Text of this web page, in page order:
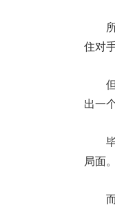
住对
出一
局面。